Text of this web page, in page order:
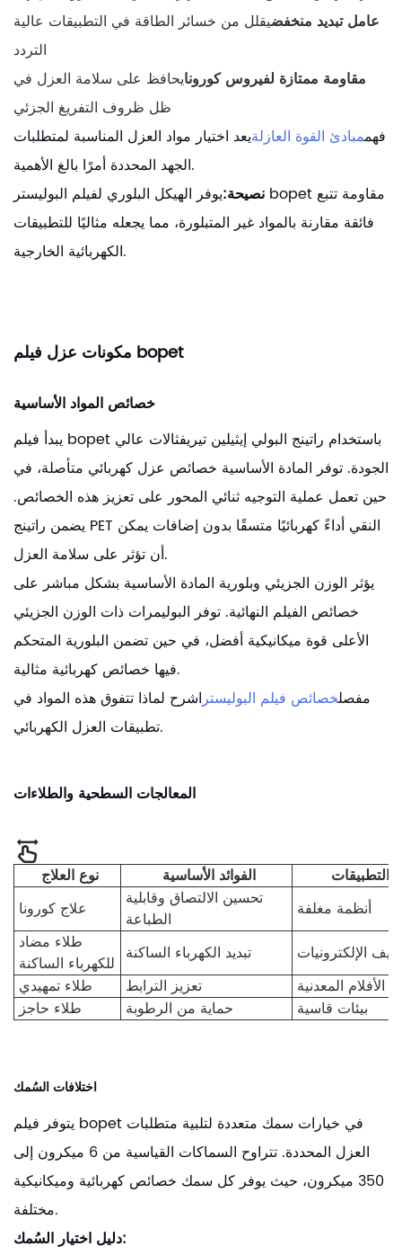
عامل تبديد منخفضيقلل من خسائر الطاقة في التطبيقات عالية
التردد
مقاومة ممتازة لفيروس كورونايحافظ على سلامة العزل في
ظل ظروف التفريغ الجزئي
فهممبادئ القوة العازلةيعد اختيار مواد العزل المناسبة لمتطلبات
الجهد المحددة أمرًا بالغ الأهمية.
نصيحة:يوفر الهيكل البلوري لفيلم البوليستر bopet مقاومة تتبع
فائقة مقارنة بالمواد غير المتبلورة، مما يجعله مثاليًا للتطبيقات
الكهربائية الخارجية.
مكونات عزل فيلم bopet
خصائص المواد الأساسية
يبدأ فيلم bopet باستخدام راتينج البولي إيثيلين تيريفثالات عالي
الجودة. توفر المادة الأساسية خصائص عزل كهربائي متأصلة، في
حين تعمل عملية التوجيه ثنائي المحور على تعزيز هذه الخصائص.
يضمن راتينج PET النقي أداءً كهربائيًا متسقًا بدون إضافات يمكن
أن تؤثر على سلامة العزل.
يؤثر الوزن الجزيئي وبلورية المادة الأساسية بشكل مباشر على
خصائص الفيلم النهائية. توفر البوليمرات ذات الوزن الجزيئي
الأعلى قوة ميكانيكية أفضل، في حين تضمن البلورية المتحكم
فيها خصائص كهربائية مثالية.
مفصلخصائص فيلم البوليستراشرح لماذا تتفوق هذه المواد في
تطبيقات العزل الكهربائي.
المعالجات السطحية والطلاءات
نوع العلاج الفوائد الأساسية
التطبيقات
علاج كورونا
تحسين الالتصاق وقابلية
الطباعة
أنظمة مغلفة
طلاء مضاد
للكهرباء الساكنة تبديد الكهرباء الساكنة
الإلكترونيات
طلاء تمهيدي
تعزيز الترابط
الأفلام المعدنية
طلاء حاجز
حماية من الرطوبة بيئات قاسية
اختلافات السُمك
يتوفر فيلم bopet في خيارات سمك متعددة لتلبية متطلبات
العزل المحددة. تتراوح السماكات القياسية من 6 ميكرون إلى
350 ميكرون، حيث يوفر كل سمك خصائص كهربائية وميكانيكية
مختلفة.
دليل اختيار السُمك: